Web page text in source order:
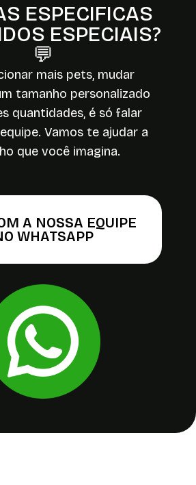
ESPECIFICAS
ESPECIAIS?
💬
mais pets, mudar
tamanho personalizado
quantidades, é só falar
Vamos te ajudar a
que você imagina.
A NOSSA EQUIPE
WHATSAPP